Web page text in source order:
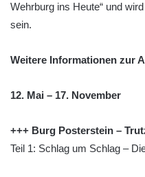
Wehrburg ins Heute“ und
sein.
Weitere Informationen zur
12. Mai – 17. November
+++ Burg Posterstein –
Teil 1: Schlag um Schlag –